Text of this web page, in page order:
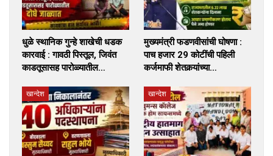
धुळे स्थानिक गुन्हे शाखेची धडक
कारवाई : गावठी पिस्तूल, जिवंत
काडतूसासह पारोळ्यातील…
मुख्यमंत्री फडणवीसांची घोषणा :
पाच हजार 29 कोटींची पहिली
कर्जमाफी शेतकर्‍यांच्या…
खान्देश खान्देश